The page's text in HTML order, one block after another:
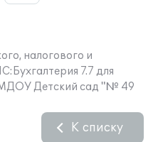
налогового и
7.7 для
Детский сад "№ 49
К списку